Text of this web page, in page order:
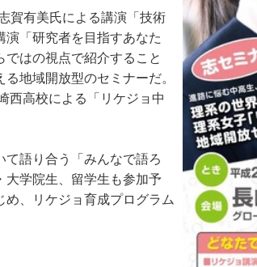
賀有美氏による講演「技術
「研究者を目指すあなた
はの視点で紹介すること
地域開放型のセミナーだ。
西高校による「リケジョ中
語り合う「みんなで語ろ
学院生、留学生も参加予
、リケジョ育成プログラム